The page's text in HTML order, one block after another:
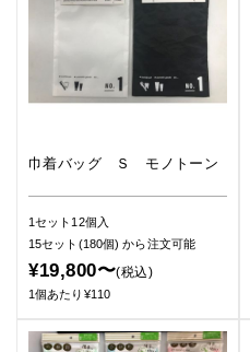
巾着バッグ Ｓ モノトーン
1セット12個入
15セット(180個)から注文可能
¥19,800〜(税込)
1個あたり¥110